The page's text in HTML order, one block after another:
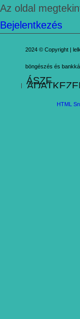
Az oldal
Bejelentkezés
2024 © Copyright |
böngészés és
ÁSZF
HTML